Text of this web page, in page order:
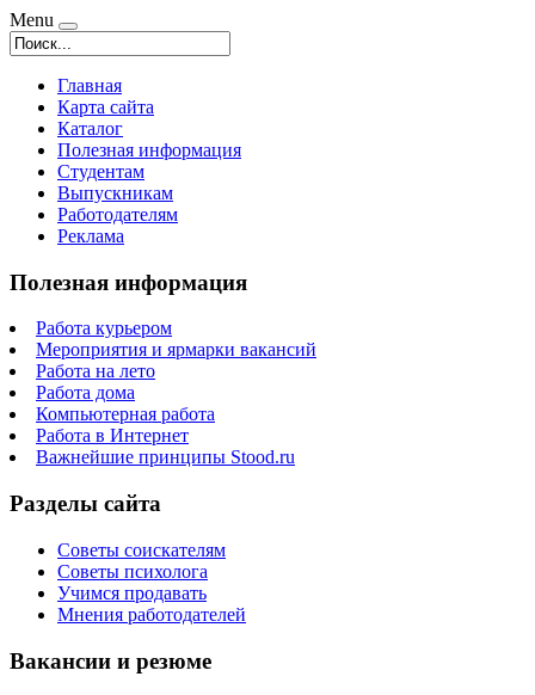
Menu
Главная
Карта сайта
Каталог
Полезная информация
Студентам
Выпускникам
Работодателям
Реклама
Полезная информация
Работа курьером
Мероприятия и ярмарки вакансий
Работа на лето
Работа дома
Компьютерная работа
Работа в Интернет
Важнейшие принципы Stood.ru
Разделы сайта
Советы соискателям
Советы психолога
Учимся продавать
Мнения работодателей
Вакансии и резюме